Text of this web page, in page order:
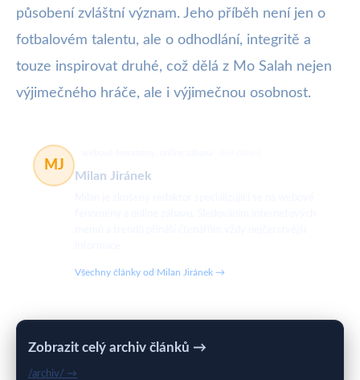
působení zvláštní význam. Jeho příběh není jen o
fotbalovém talentu, ale o odhodlání, integritě a
touze inspirovat druhé, což dělá z Mo Salah nejen
výjimečného hráče, ale i výjimečnou osobnost.
MJ
Milan Jiránek
Všechny články od Milan Jiránek →
Zobrazit celý archiv článků →
/archiv/ →